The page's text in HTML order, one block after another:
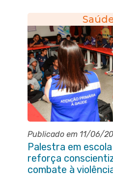
Publicado em 11/06/
Palestra em
reforça
combate à